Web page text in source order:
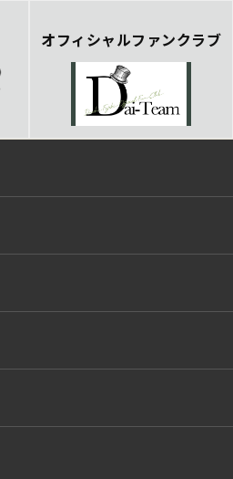
オフィシャルファンクラブ